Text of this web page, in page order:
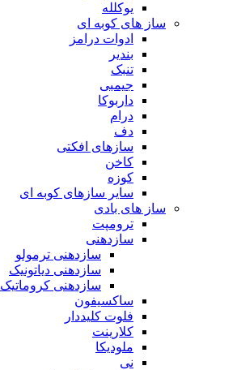
یوکلله
ساز های کوبه ای
ادوات درامز
بندیر
تنبک
جیمبی
داربوکا
درام
دف
سازهای افکتی
کاخن
کوزه
سایر سازهای کوبه ای
ساز های بادی
ترومپت
سازدهنی
سازدهنی ترمولو
سازدهنی دیاتونیک
سازدهنی کروماتیک
ساکسیفون
فلوت کلیددار
کلارینت
ملودیکا
نی